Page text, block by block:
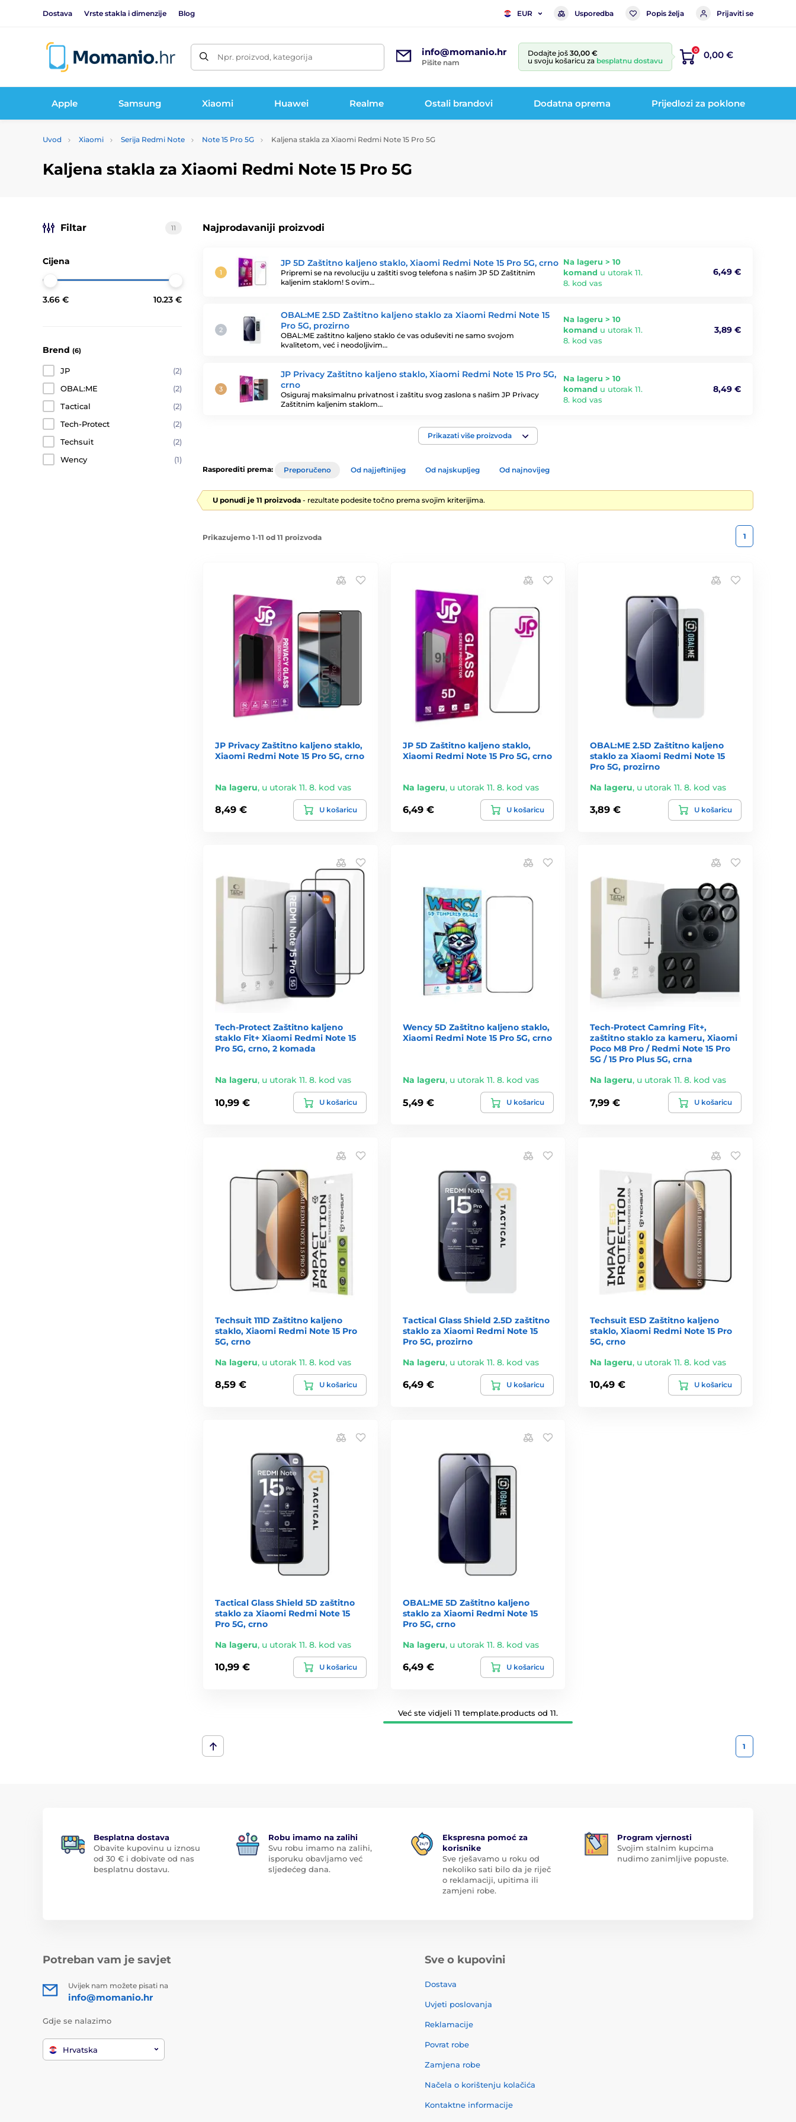
Dostava Vrste stakla i dimenzije Blog EUR Usporedba Popis želja Prijaviti se
Npr. proizvod, kategorija info@momanio.hr
Pišite nam
Dodajte još 30,00 €
u svoju košaricu za besplatnu dostavu
0 0,00 €
Apple Samsung Xiaomi Huawei Realme Ostali brandovi Dodatna oprema Prijedlozi za poklone
Uvod Xiaomi Serija Redmi Note Note 15 Pro 5G Kaljena stakla za Xiaomi Redmi Note 15 Pro 5G
Kaljena stakla za Xiaomi Redmi Note 15 Pro 5G
Najprodavaniji proizvodi
JP 5D Zaštitno kaljeno staklo, Xiaomi Redmi Note 15 Pro 5G, crno
Pripremi se na revoluciju u zaštiti svog telefona s našim JP 5D Zaštitnim
kaljenim staklom! S ovim…
Na lageru > 10
komand u utorak 11.
8. kod vas
6,49 €
OBAL:ME 2.5D Zaštitno kaljeno staklo za Xiaomi Redmi Note 15
Pro 5G, prozirno
OBAL:ME zaštitno kaljeno staklo će vas oduševiti ne samo svojom
kvalitetom, već i neodoljivim…
Na lageru > 10
komand u utorak 11.
8. kod vas
3,89 €
JP Privacy Zaštitno kaljeno staklo, Xiaomi Redmi Note 15 Pro 5G,
crno
Osiguraj maksimalnu privatnost i zaštitu svog zaslona s našim JP Privacy
Zaštitnim kaljenim staklom…
Na lageru > 10
komand u utorak 11.
8. kod vas
8,49 €
Prikazati više proizvoda
Filtar 11
Cijena
3.66 € 10.23 €
Brend (6)
JP
(2)
OBAL:ME
(2)
Tactical
(2)
Tech-Protect
(2)
Techsuit
(2)
Wency
(1)
Rasporediti prema: Preporučeno Od najjeftinijeg Od najskupljeg Od najnovijeg
U ponudi je 11 proizvoda - rezultate podesite točno prema svojim kriterijima.
Prikazujemo 1-11 od 11 proizvoda 1
JP Privacy Zaštitno kaljeno staklo,
Xiaomi Redmi Note 15 Pro 5G, crno
Na lageru, u utorak 11. 8. kod vas
8,49 € U košaricu
JP 5D Zaštitno kaljeno staklo,
Xiaomi Redmi Note 15 Pro 5G, crno
Na lageru, u utorak 11. 8. kod vas
6,49 € U košaricu
OBAL:ME 2.5D Zaštitno kaljeno
staklo za Xiaomi Redmi Note 15
Pro 5G, prozirno
Na lageru, u utorak 11. 8. kod vas
3,89 € U košaricu
Tech-Protect Zaštitno kaljeno
staklo Fit+ Xiaomi Redmi Note 15
Pro 5G, crno, 2 komada
Na lageru, u utorak 11. 8. kod vas
10,99 € U košaricu
Wency 5D Zaštitno kaljeno staklo,
Xiaomi Redmi Note 15 Pro 5G, crno
Na lageru, u utorak 11. 8. kod vas
5,49 € U košaricu
Tech-Protect Camring Fit+,
zaštitno staklo za kameru, Xiaomi
Poco M8 Pro / Redmi Note 15 Pro
5G / 15 Pro Plus 5G, crna
Na lageru, u utorak 11. 8. kod vas
7,99 € U košaricu
Techsuit 111D Zaštitno kaljeno
staklo, Xiaomi Redmi Note 15 Pro
5G, crno
Na lageru, u utorak 11. 8. kod vas
8,59 € U košaricu
Tactical Glass Shield 2.5D zaštitno
staklo za Xiaomi Redmi Note 15
Pro 5G, prozirno
Na lageru, u utorak 11. 8. kod vas
6,49 € U košaricu
Techsuit ESD Zaštitno kaljeno
staklo, Xiaomi Redmi Note 15 Pro
5G, crno
Na lageru, u utorak 11. 8. kod vas
10,49 € U košaricu
Tactical Glass Shield 5D zaštitno
staklo za Xiaomi Redmi Note 15
Pro 5G, crno
Na lageru, u utorak 11. 8. kod vas
10,99 € U košaricu
OBAL:ME 5D Zaštitno kaljeno
staklo za Xiaomi Redmi Note 15
Pro 5G, crno
Na lageru, u utorak 11. 8. kod vas
6,49 € U košaricu
Već ste vidjeli 11 template.products od 11.
1
Besplatna dostava
Obavite kupovinu u iznosu
od 30 € i dobivate od nas
besplatnu dostavu.
Robu imamo na zalihi
Svu robu imamo na zalihi,
isporuku obavljamo već
sljedećeg dana.
Ekspresna pomoć za
korisnike
Sve rješavamo u roku od
nekoliko sati bilo da je riječ
o reklamaciji, upitima ili
zamjeni robe.
Program vjernosti
Svojim stalnim kupcima
nudimo zanimljive popuste.
Potreban vam je savjet
Uvijek nam možete pisati na
info@momanio.hr
Gdje se nalazimo
Hrvatska
Sve o kupovini
Dostava
Uvjeti poslovanja
Reklamacije
Povrat robe
Zamjena robe
Načela o korištenju kolačića
Kontaktne informacije